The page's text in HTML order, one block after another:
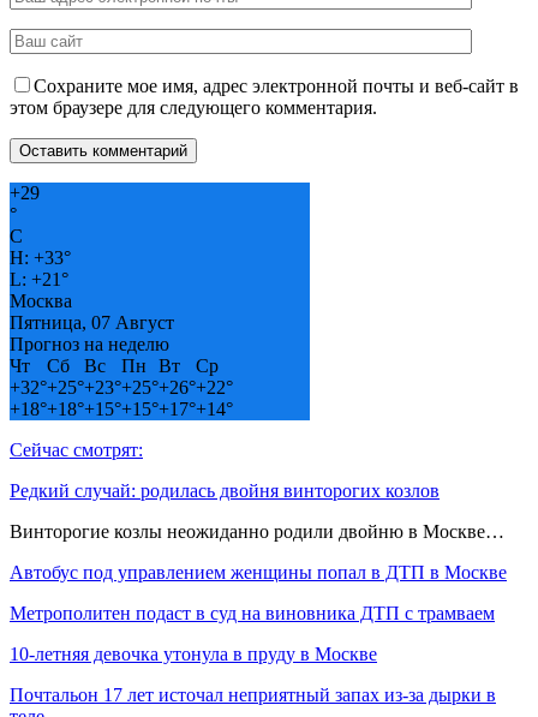
Сохраните мое имя, адрес электронной почты и веб-сайт в
этом браузере для следующего комментария.
+29
°
C
H: +33°
L: +21°
Москва
Пятница, 07 Август
Прогноз на неделю
Чт
Сб Вс Пн Вт
Ср
+32°+25°+23°+25°+26°+22°
+18°+18°+15°+15°+17°+14°
Сейчас смотрят:
Редкий случай: родилась двойня винторогих козлов
Винторогие козлы неожиданно родили двойню в Москве…
Автобус под управлением женщины попал в ДТП в Москве
Метрополитен подаст в суд на виновника ДТП с трамваем
10-летняя девочка утонула в пруду в Москве
Почтальон 17 лет источал неприятный запах из-за дырки в